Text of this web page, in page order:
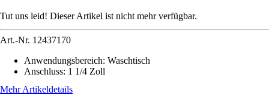
Tut uns leid! Dieser Artikel ist nicht mehr verfügbar.
Art.-Nr. 12437170
Anwendungsbereich: Waschtisch
Anschluss: 1 1/4 Zoll
Mehr Artikeldetails